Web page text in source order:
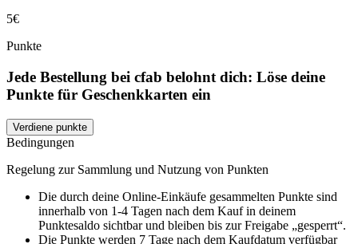
5€
Punkte
Jede Bestellung bei cfab belohnt dich: Löse deine
Punkte für Geschenkkarten ein
Verdiene punkte
Bedingungen
Regelung zur Sammlung und Nutzung von Punkten
Die durch deine Online-Einkäufe gesammelten Punkte sind
innerhalb von 1-4 Tagen nach dem Kauf in deinem
Punktesaldo sichtbar und bleiben bis zur Freigabe „gesperrt“.
Die Punkte werden 7 Tage nach dem Kaufdatum verfügbar